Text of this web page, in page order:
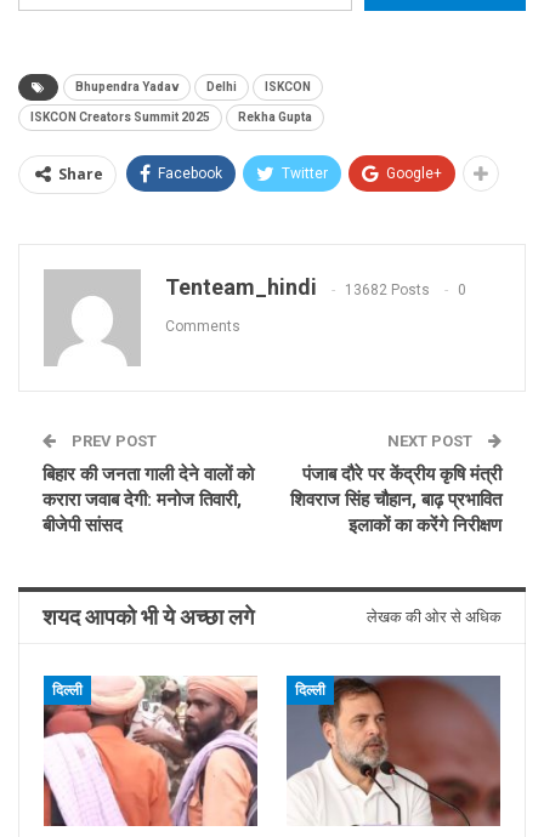
Bhupendra Yadav Delhi ISKCON
ISKCON Creators Summit 2025 Rekha Gupta
Share Facebook Twitter Google+
Tenteam_hindi 13682 Posts 0
Comments
PREV POST
बिहार की जनता गाली देने वालों को
करारा जवाब देगी: मनोज तिवारी,
बीजेपी सांसद
NEXT POST
पंजाब दौरे पर केंद्रीय कृषि मंत्री
शिवराज सिंह चौहान, बाढ़ प्रभावित
इलाकों का करेंगे निरीक्षण
शयद आपको भी ये अच्छा लगे लेखक की ओर से अधिक
दिल्ली दिल्ली